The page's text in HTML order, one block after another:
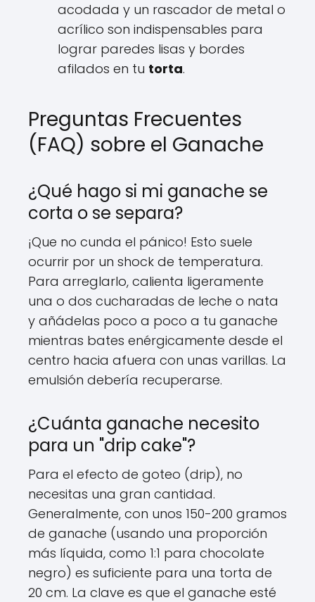
acodada y un rascador de metal o
acrílico son indispensables para
lograr paredes lisas y bordes
afilados en tu torta.
Preguntas Frecuentes
(FAQ) sobre el Ganache
¿Qué hago si mi ganache se
corta o se separa?
¡Que no cunda el pánico! Esto suele
ocurrir por un shock de temperatura.
Para arreglarlo, calienta ligeramente
una o dos cucharadas de leche o nata
y añádelas poco a poco a tu ganache
mientras bates enérgicamente desde el
centro hacia afuera con unas varillas. La
emulsión debería recuperarse.
¿Cuánta ganache necesito
para un "drip cake"?
Para el efecto de goteo (drip), no
necesitas una gran cantidad.
Generalmente, con unos 150-200 gramos
de ganache (usando una proporción
más líquida, como 1:1 para chocolate
negro) es suficiente para una torta de
20 cm. La clave es que el ganache esté